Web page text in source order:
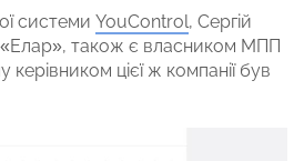
системи YouControl, Сергій
також є власником МПП
цієї ж компанії був